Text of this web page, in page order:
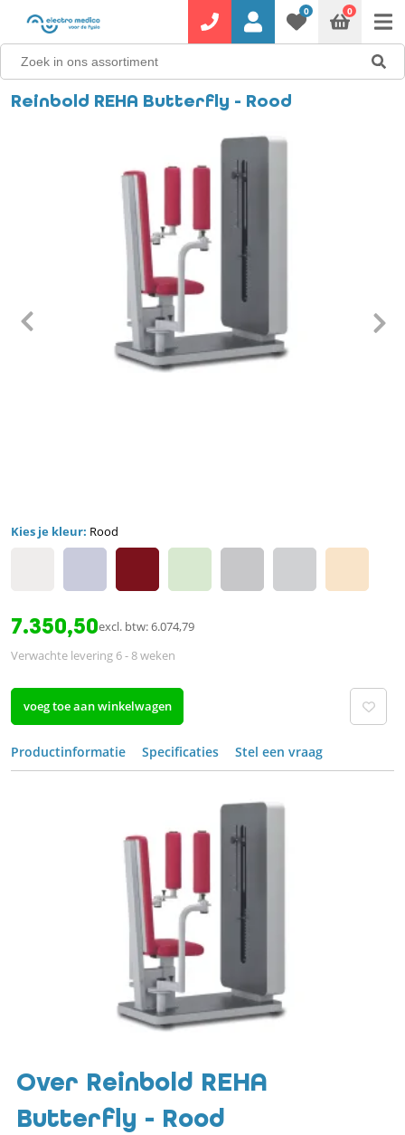
0 0
Reinbold REHA Butterfly - Rood
Kies je kleur: Rood
7.350,50excl. btw: 6.074,79
Verwachte levering 6 - 8 weken
voeg toe aan winkelwagen
Productinformatie Specificaties Stel een vraag
Over Reinbold REHA
Butterfly - Rood